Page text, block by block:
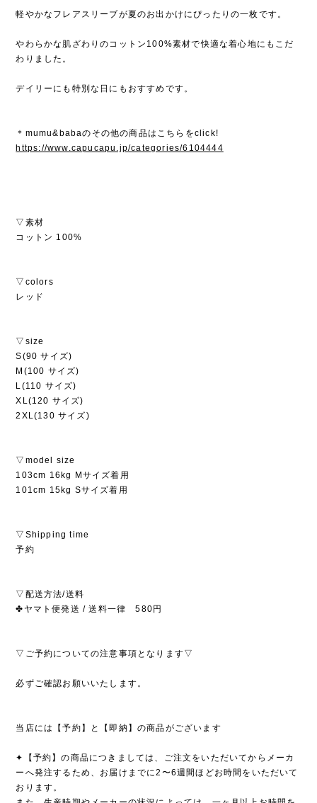
軽やかなフレアスリーブが夏のお出かけにぴったりの一枚です。
やわらかな肌ざわりのコットン100%素材で快適な着心地にもこだ
わりました。
デイリーにも特別な日にもおすすめです。
＊mumu&babaのその他の商品はこちらをclick!
https://www.capucapu.jp/categories/6104444
▽素材
コットン 100%
▽colors
レッド
▽size
S(90 サイズ)
M(100 サイズ)
L(110 サイズ)
XL(120 サイズ)
2XL(130 サイズ)
▽model size
103cm 16kg Mサイズ着用
101cm 15kg Sサイズ着用
▽Shipping time
予約
▽配送方法/送料
✤ヤマト便発送 / 送料一律 580円
▽ご予約についての注意事項となります▽
必ずご確認お願いいたします。
当店には【予約】と【即納】の商品がございます
✦【予約】の商品につきましては、ご注文をいただいてからメーカ
ーへ発注するため、お届けまでに2〜6週間ほどお時間をいただいて
おります。